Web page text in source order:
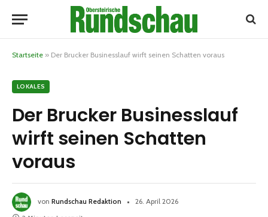
Startseite » Der Brucker Businesslauf wirft seinen Schatten voraus
LOKALES
Der Brucker Businesslauf
wirft seinen Schatten
voraus
von Rundschau Redaktion
26. April 2026